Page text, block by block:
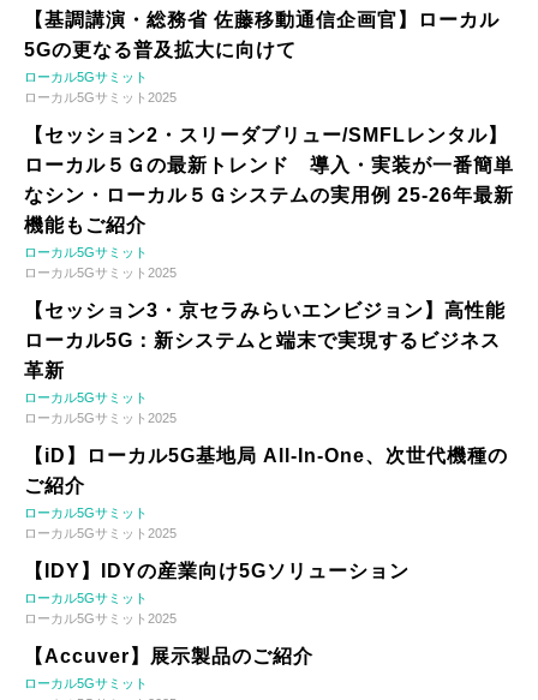
【基調講演・総務省 佐藤移動通信企画官】ローカル
5Gの更なる普及拡大に向けて
ローカル5Gサミット
ローカル5Gサミット2025
【セッション2・スリーダブリュー/SMFLレンタル】
ローカル５Ｇの最新トレンド 導入・実装が一番簡単
なシン・ローカル５Ｇシステムの実用例 25-26年最新
機能もご紹介
ローカル5Gサミット
ローカル5Gサミット2025
【セッション3・京セラみらいエンビジョン】高性能
ローカル5G：新システムと端末で実現するビジネス
革新
ローカル5Gサミット
ローカル5Gサミット2025
【iD】ローカル5G基地局 All-In-One、次世代機種の
ご紹介
ローカル5Gサミット
ローカル5Gサミット2025
【IDY】IDYの産業向け5Gソリューション
ローカル5Gサミット
ローカル5Gサミット2025
【Accuver】展示製品のご紹介
ローカル5Gサミット